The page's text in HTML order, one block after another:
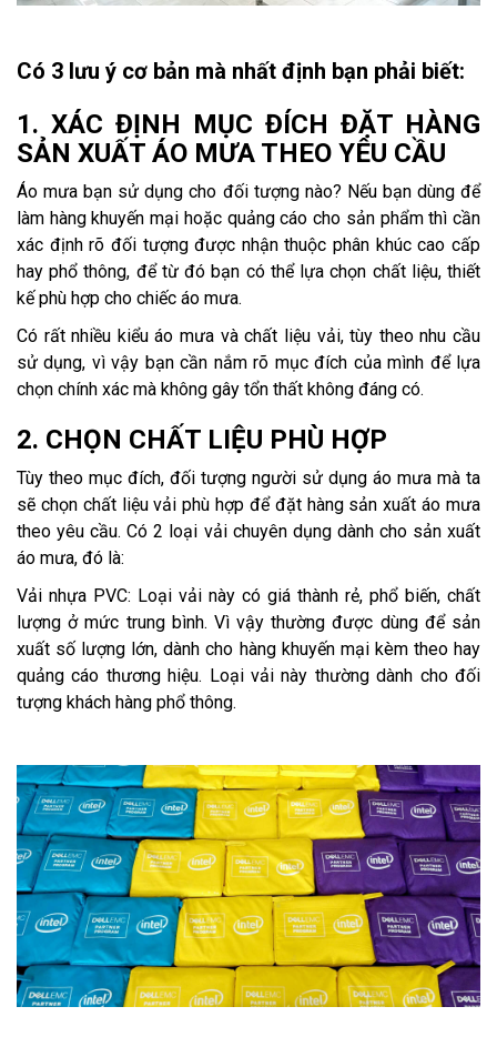
Có 3 lưu ý cơ bản mà nhất định bạn phải biết:
1. XÁC ĐỊNH MỤC ĐÍCH ĐẶT HÀNG
SẢN XUẤT ÁO MƯA THEO YÊU CẦU
Áo mưa bạn sử dụng cho đối tượng nào? Nếu bạn dùng để
làm hàng khuyến mại hoặc quảng cáo cho sản phẩm thì cần
xác định rõ đối tượng được nhận thuộc phân khúc cao cấp
hay phổ thông, để từ đó bạn có thể lựa chọn chất liệu, thiết
kế phù hợp cho chiếc áo mưa.
Có rất nhiều kiểu áo mưa và chất liệu vải, tùy theo nhu cầu
sử dụng, vì vậy bạn cần nắm rõ mục đích của mình để lựa
chọn chính xác mà không gây tổn thất không đáng có.
2. CHỌN CHẤT LIỆU PHÙ HỢP
Tùy theo mục đích, đối tượng người sử dụng áo mưa mà ta
sẽ chọn chất liệu vải phù hợp để đặt hàng sản xuất áo mưa
theo yêu cầu. Có 2 loại vải chuyên dụng dành cho sản xuất
áo mưa, đó là:
Vải nhựa PVC: Loại vải này có giá thành rẻ, phổ biến, chất
lượng ở mức trung bình. Vì vậy thường được dùng để sản
xuất số lượng lớn, dành cho hàng khuyến mại kèm theo hay
quảng cáo thương hiệu. Loại vải này thường dành cho đối
tượng khách hàng phổ thông.